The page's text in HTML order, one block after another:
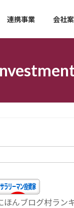
連携事業 会社
ほんブログ村ラン